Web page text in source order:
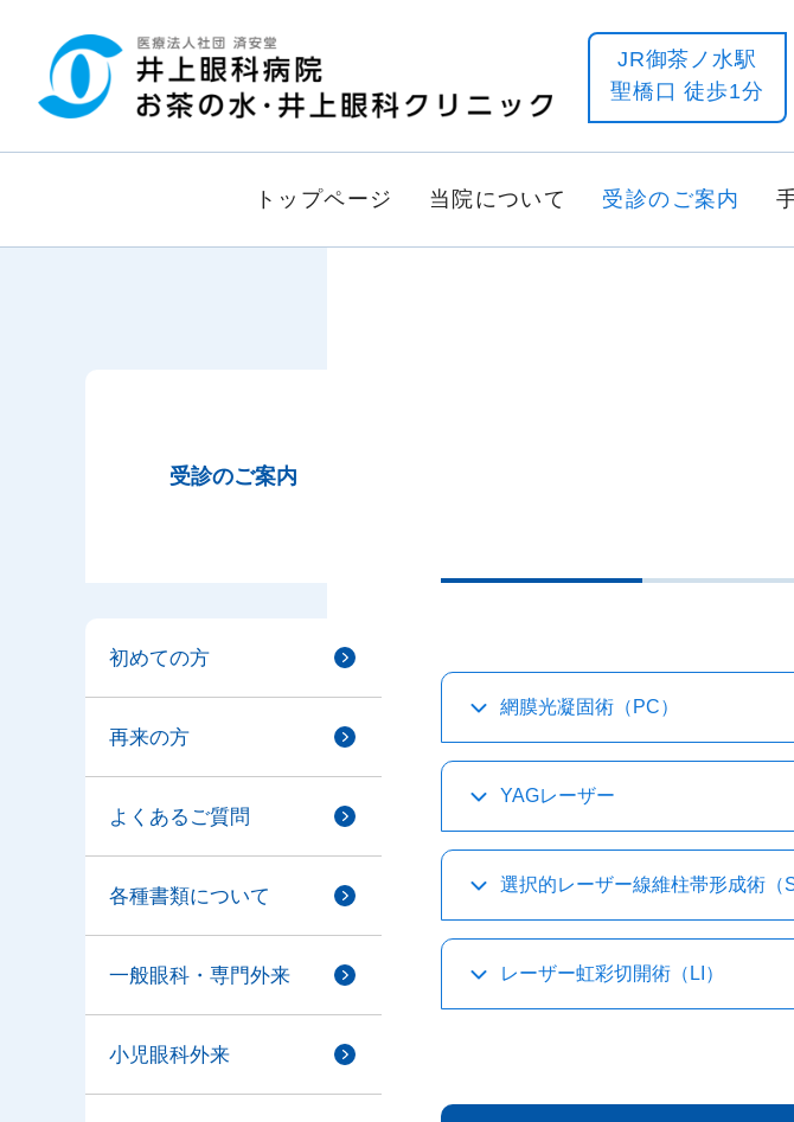
ル
ゲ
ナ
ー
へ
JR御茶ノ水駅
聖橋口 徒歩1分
トップページ 当院について 受診のご案内
網膜光凝固術（PC）
YAGレーザー
選択的レーザー線維柱帯形成術（
レーザー虹彩切開術（LI）
受診のご案内
初めての方
再来の方
よくあるご質問
各種書類について
一般眼科・専門外来
小児眼科外来